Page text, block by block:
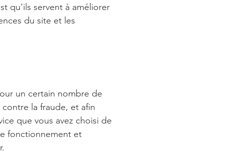
qu'ils servent à améliorer
du site et les
un certain nombre de
la fraude, et afin
que vous avez choisi de
fonctionnement et